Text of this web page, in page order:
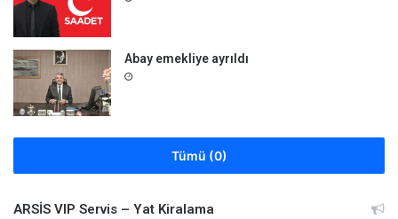
Abay emekliye ayrıldı
Tümü (0)
ARSİS VIP Servis – Yat Kiralama